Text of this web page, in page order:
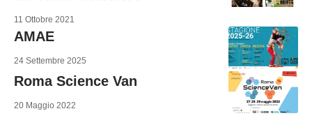
11 Ottobre 2021
AMAE
24 Settembre 2025
Roma Science Van
20 Maggio 2022